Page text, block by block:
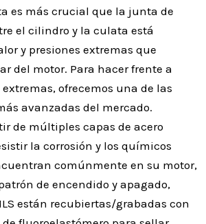
es más crucial que la junta de
el cilindro y la culata está
y presiones extremas que
del motor. Para hacer frente a
ofrecemos una de las
avanzadas del mercado.
de múltiples capas de acero
la corrosión y los químicos
comúnmente en su motor,
de encendido y apagado,
están recubiertas/grabadas con